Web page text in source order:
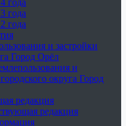
года
года
года
и застройки
Город Орёл
и
округа Город
редакция
редакция